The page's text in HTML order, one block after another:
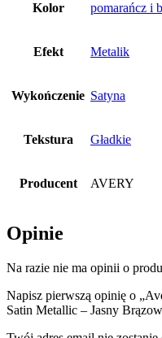
Kolor pomarańcz i
Efekt Metalik
Wykończenie Satyna
Tekstura Gładkie
Producent AVERY
Opinie
Na razie nie ma opinii o
Napisz pierwszą opinię o
Satin Metallic – Jasny